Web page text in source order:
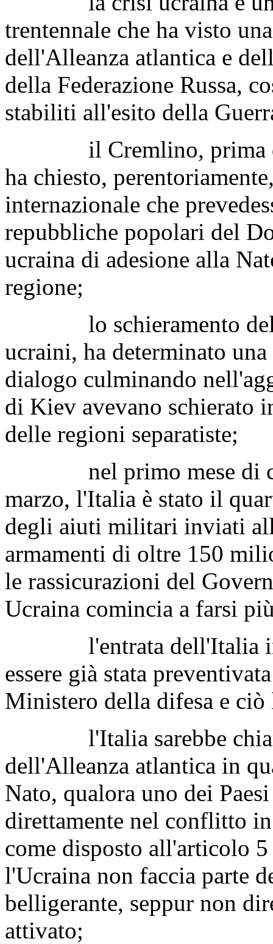
trentennale che ha visto
dell'Alleanza atlantica e
della Federazione Russa,
stabiliti all'esito della
il Cremlino, prima di
ha chiesto,
internazionale che
repubbliche popolari del
ucraina di adesione alla
regione;
lo schieramento
ucraini, ha determinato
dialogo culminando
di Kiev avevano schierato
delle regioni separatiste;
nel primo mese di
marzo, l'Italia è stato il
degli aiuti militari inviati
armamenti di oltre 150
le rassicurazioni del
Ucraina comincia a farsi
l'entrata dell'Italia in
essere già stata
Ministero della difesa e
l'Italia sarebbe
dell'Alleanza atlantica in
Nato, qualora uno dei
direttamente nel conflitto
come disposto all'articolo
l'Ucraina non faccia parte
belligerante, seppur non
attivato;